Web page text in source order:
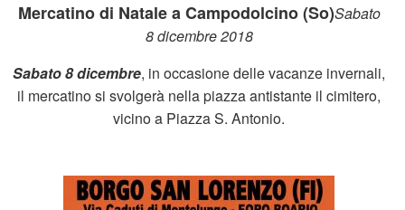
Mercatino di Natale a Campodolcino (So)Sabato
8 dicembre2018
Sabato 8 dicembre, in occasione delle vacanze invernali,
il mercatino si svolgerà nella piazza antistante il cimitero,
vicino a Piazza S. Antonio.